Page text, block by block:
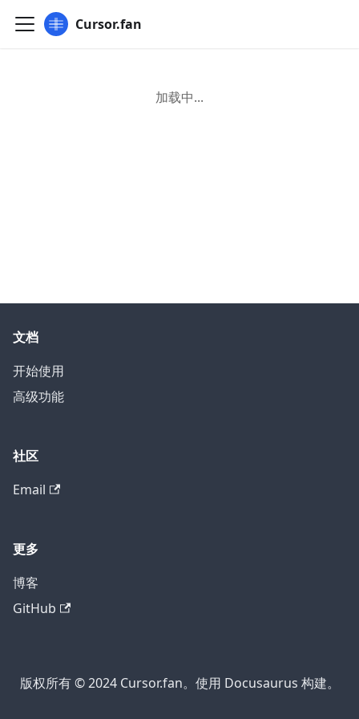
Cursor.fan
加载中...
文档
开始使用
高级功能
社区
Email
更多
博客
GitHub
版权所有 © 2024 Cursor.fan。使用 Docusaurus 构建。